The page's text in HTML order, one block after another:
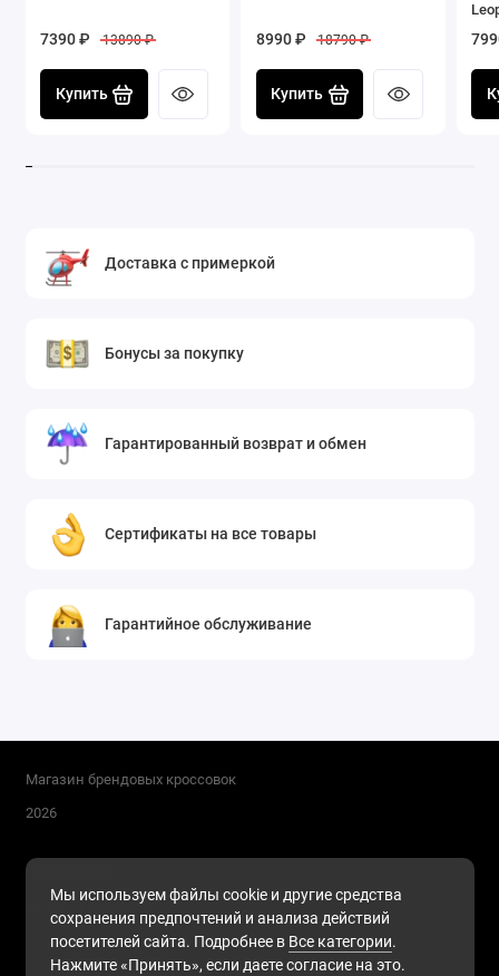
7390 ₽ 13890 ₽
Купить
8990 ₽ 18790 ₽
Купить
Доставка с примеркой
Бонусы за покупку
Гарантированный возврат и обмен
Сертификаты на все товары
Гарантийное обслуживание
Мы используем файлы cookie и другие средства
сохранения предпочтений и анализа действий
посетителей сайта. Подробнее в Все категории.
Нажмите «Принять», если даете согласие на это.
Магазин брендовых кроссовок
2026
Поддержка
+7 (911) 216-68-91
Будни, с 10.00 до 17.00